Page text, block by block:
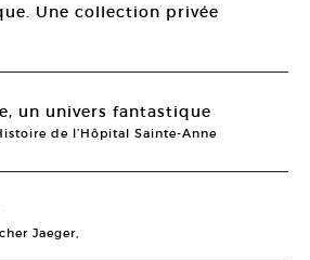
Une collection privée
un univers fantastique
de l’Hôpital Sainte-Anne
Jaeger,